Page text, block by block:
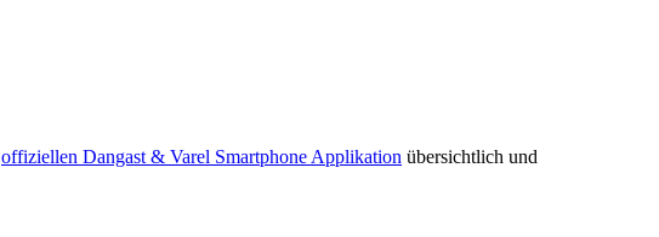
offiziellen Dangast & Varel Smartphone Applikation übersichtlich und